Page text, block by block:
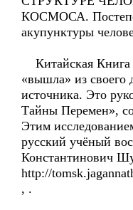
КОСМОСА.
акупунктуры
Китайская
«вышла» из своего
источника. Это
Тайны Перемен»,
Этим
русский учёный
Константинович
http://
, .